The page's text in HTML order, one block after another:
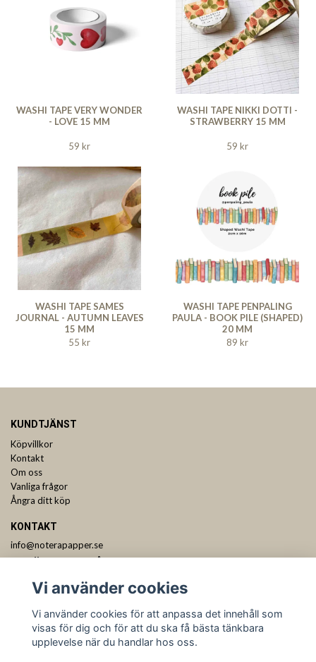
WASHI TAPE VERY WONDER
- LOVE 15 MM
59 kr
WASHI TAPE NIKKI DOTTI -
STRAWBERRY 15 MM
59 kr
WASHI TAPE SAMES
JOURNAL - AUTUMN LEAVES
15 MM
55 kr
WASHI TAPE PENPALING
PAULA - BOOK PILE (SHAPED)
20 MM
89 kr
KUNDTJÄNST
Köpvillkor
Kontakt
Om oss
Vanliga frågor
Ångra ditt köp
KONTAKT
info@noterapapper.se
Vi använder cookies
Vi använder cookies för att anpassa det innehåll som
visas för dig och för att du ska få bästa tänkbara
upplevelse när du handlar hos oss.